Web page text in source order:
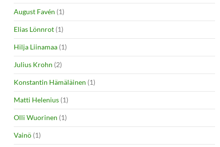
August Favén (1)
Elias Lönnrot (1)
Hilja Liinamaa (1)
Julius Krohn (2)
Konstantin Hämäläinen (1)
Matti Helenius (1)
Olli Wuorinen (1)
Vainö (1)